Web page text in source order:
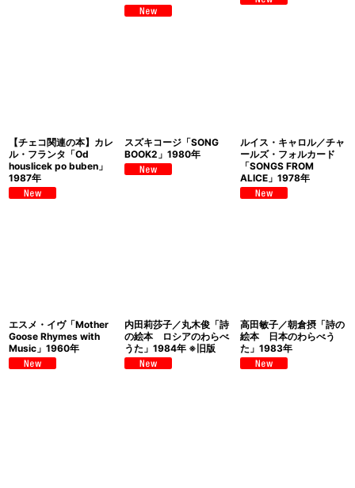
【チェコ関連の本】カレ
ル・フランタ「Od
houslicek po buben」
1987年
スズキコージ「SONG
BOOK2」1980年
ルイス・キャロル／チャ
ールズ・フォルカード
「SONGS FROM
ALICE」1978年
エスメ・イヴ「Mother
Goose Rhymes with
Music」1960年
内田莉莎子／丸木俊「詩
の絵本 ロシアのわらべ
うた」1984年 ※旧版
高田敏子／朝倉摂「詩の
絵本 日本のわらべう
た」1983年